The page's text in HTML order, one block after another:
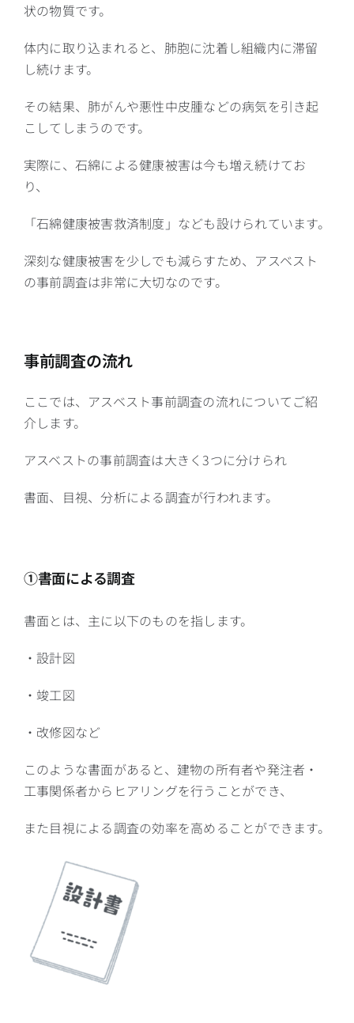
状の物質です。
体内に取り込まれると、肺胞に沈着し組織内に滞留
し続けます。
その結果、肺がんや悪性中皮腫などの病気を引き起
こしてしまうのです。
実際に、石綿による健康被害は今も増え続けてお
り、
「石綿健康被害救済制度」なども設けられています。
深刻な健康被害を少しでも減らすため、アスベスト
の事前調査は非常に大切なのです。
事前調査の流れ
ここでは、アスベスト事前調査の流れについてご紹
介します。
アスベストの事前調査は大きく3つに分けられ
書面、目視、分析による調査が行われます。
①書面による調査
書面とは、主に以下のものを指します。
・設計図
・竣工図
・改修図など
このような書面があると、建物の所有者や発注者・
工事関係者からヒアリングを行うことができ、
また目視による調査の効率を高めることができます。